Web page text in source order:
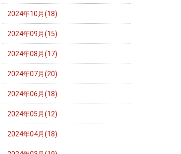
2024年10月(18)
2024年09月(15)
2024年08月(17)
2024年07月(20)
2024年06月(18)
2024年05月(12)
2024年04月(18)